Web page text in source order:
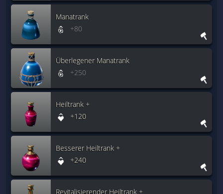
Manatrank
+80
Überlegener Manatrank
+250
Heiltrank +
+120
Besserer Heiltrank +
+240
Revitalisierender Heiltrank +